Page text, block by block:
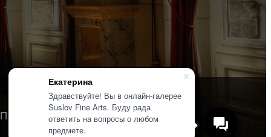
Екатерина
Здравствуйте! Вы в онлайн-галерее
Suslov Fine Arts. Буду рада
ответить на вопросы о любом
предмете.
Политика конфиденциальности